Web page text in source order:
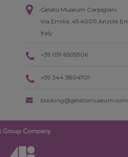
Gelato Museum Carpigiani
Via Emilia, 45 40011 Anzola
Italy
+39 051 6505306
+39 344 3804701
booking@gelatomuseum.com